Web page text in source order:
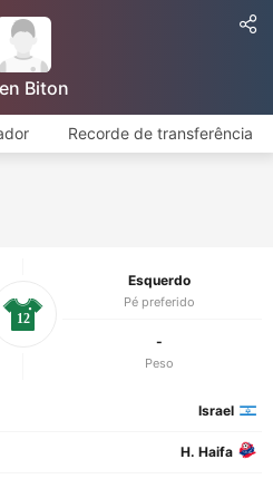
Biton
Recorde de transferência
Esquerdo
Pé preferido
-
Peso
12
Israel
H. Haifa